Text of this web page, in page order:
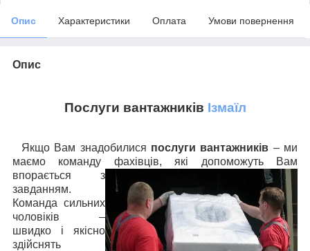
Опис Характеристики Оплата Умови повернення
Опис
Послуги вантажників Ізмаїл
Якщо Вам знадобилися послуги вантажників – ми
маємо команду фахівців, які допоможуть Вам
впорається з
завданням.
Команда сильних
чоловіків –
швидко і якісно
здійснять